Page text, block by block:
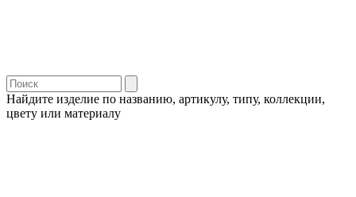
Найдите изделие по названию, артикулу, типу, коллекции,
цвету или материалу